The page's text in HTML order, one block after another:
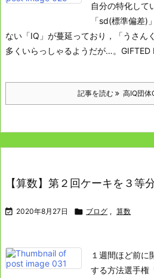
自分の特化して
「sd(標準偏差)
ない「IQ」が蔓延っており，「うさん
多くいらっしゃるようだが…。 GIFTED
記事を読む 高IQ団体
【算数】第２回ケーキを３等
 2020年8月27日  ブログ , 算数
１週間ほど前に
する方法選手権